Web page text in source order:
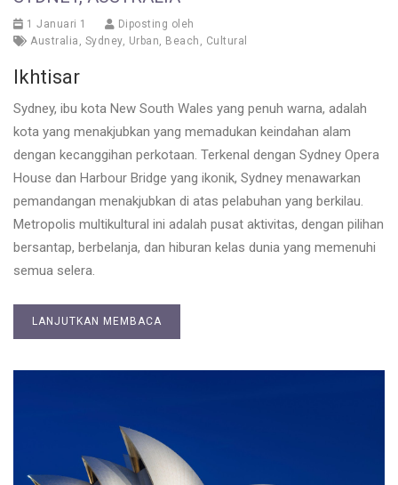
1 Januari 1
Diposting oleh
Australia
Sydney, Urban Beach Cultural
Ikhtisar
Sydney, ibu kota New South Wales yang penuh warna, adalah
kota yang menakjubkan yang memadukan keindahan alam
dengan kecanggihan perkotaan. Terkenal dengan Sydney Opera
House dan Harbour Bridge yang ikonik, Sydney menawarkan
pemandangan menakjubkan di atas pelabuhan yang berkilau.
Metropolis multikultural ini adalah pusat aktivitas, dengan pilihan
bersantap, berbelanja, dan hiburan kelas dunia yang memenuhi
semua selera.
LANJUTKAN MEMBACA